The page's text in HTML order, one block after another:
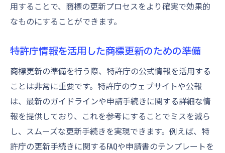
用することで、商標の更新プロセスをより確実で効果的
なものにすることができます。
特許庁情報を活用した商標更新のための準備
商標更新の準備を行う際、特許庁の公式情報を活用する
ことは非常に重要です。特許庁のウェブサイトや公報
は、最新のガイドラインや申請手続きに関する詳細な情
報を提供しており、これを参考にすることでミスを減ら
し、スムーズな更新手続きを実現できます。例えば、特
許庁の更新手続きに関するFAQや申請書のテンプレートを